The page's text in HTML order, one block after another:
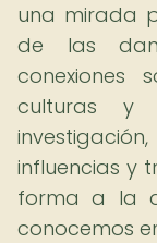
una mirada
de las
conexiones
culturas y
influencias y
forma a la
conocemos